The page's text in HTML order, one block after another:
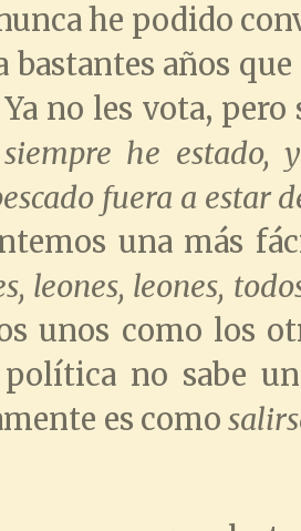
he podido
años
no les vota, pero
he estado,
fuera a estar
una más
leones, leones,
unos como los
no sabe
es como